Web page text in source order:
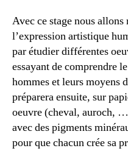
Avec ce stage nous
l’expression artistique
par étudier différentes
essayant de comprendre
hommes et leurs moyens
préparera ensuite, sur
oeuvre (cheval, auroch,
avec des pigments
pour que chacun crée sa